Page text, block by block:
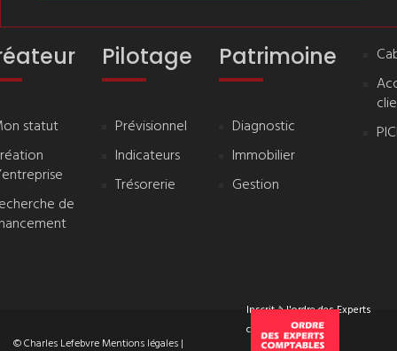
statut
de
Pilotage
Prévisionnel
Indicateurs
Trésorerie
Patrimoine
Diagnostic
Immobilier
Gestion
© Charles Lefebvre Mentions légales |
Inscrit à l'ordre des Experts
comptables